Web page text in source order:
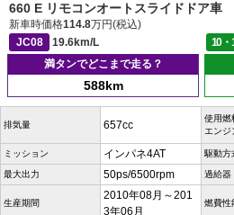
660 E リモコンオートスライドドア車
新車時価格114.8万円(税込)
JC08
19.6km/L 10・
満タンでどこまで走る？
588km
排気量 657cc
使用燃
エンジ
ミッション インパネ4AT 駆動方
最大出力 50ps/6500rpm 過給器
生産期間
2010年08月～201
3年06月
燃費性